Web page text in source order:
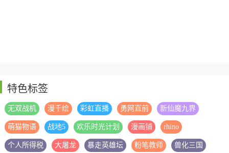
特色标签
无双战机 漫千绘 彩虹直播 勇网直前 新仙魔九界
萌猫物语 战地5 欢乐时光计划 漫画铺 rhino
个人所得税 大屠龙 暴走英雄坛 粉笔教师 兽化三国